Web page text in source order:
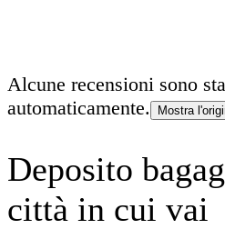
Alcune recensioni sono
automaticamente.
Mostra
Deposito
città in cui vai